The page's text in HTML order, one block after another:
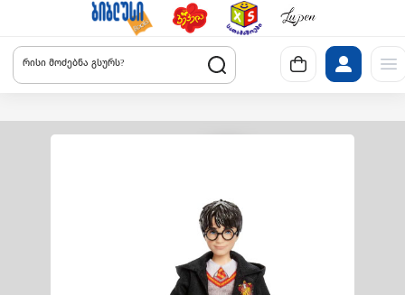
რისი მოძებნა გსურს?